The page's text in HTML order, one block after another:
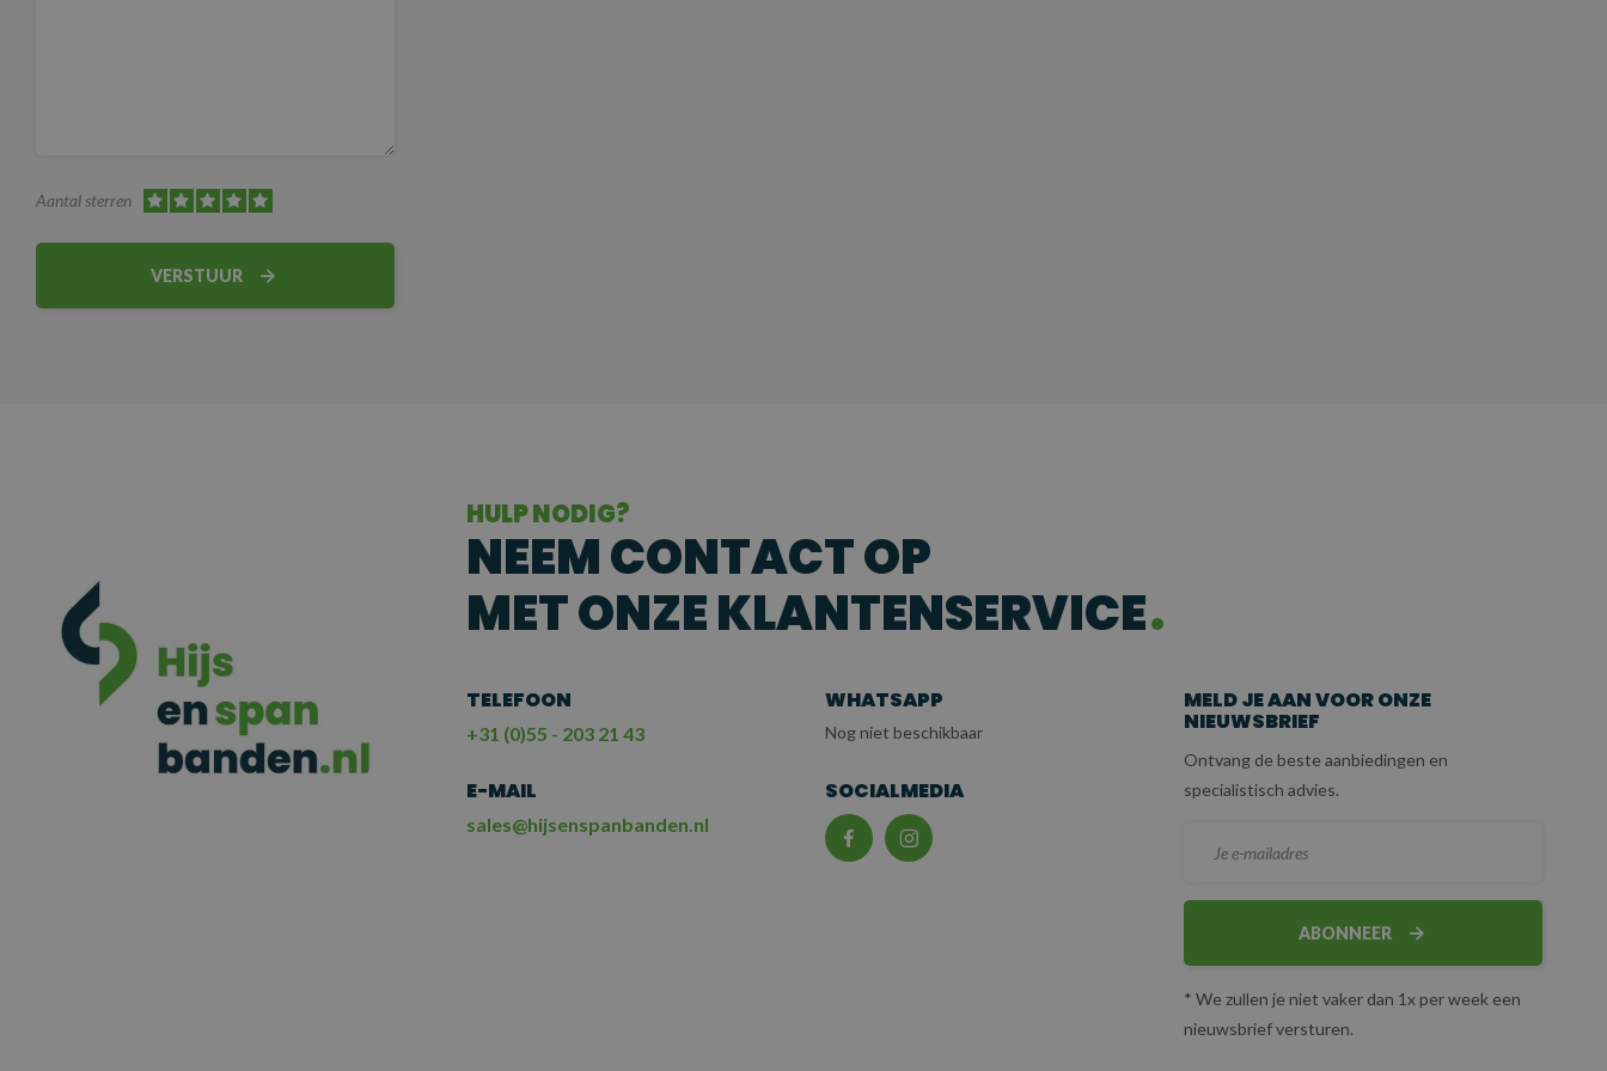
Aantal sterren
VERSTUUR
HULP NODIG?
NEEM CONTACT OP
MET ONZE KLANTENSERVICE
TELEFOON
+31 (0)55 - 203 21 43
WHATSAPP
Nog niet beschikbaar
E-MAIL
sales@hijsenspanbanden.nl
SOCIALMEDIA
MELD JE AAN VOOR ONZE
NIEUWSBRIEF
Ontvang de beste aanbiedingen en
specialistisch advies.
ABONNEER
* We zullen je niet vaker dan 1x per week een
nieuwsbrief versturen.